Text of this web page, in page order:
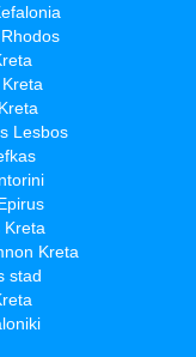
Lesbos
Kreta
Kreta
stad